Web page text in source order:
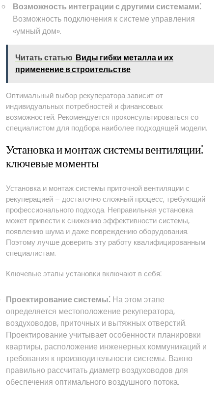
Возможность интеграции с другими системами⁚
Возможность подключения к системе управления
«умный дом».
Читать статью Виды гибки металла и их
применение в строительстве
Оптимальный выбор рекуператора зависит от
индивидуальных потребностей и финансовых
возможностей. Рекомендуется проконсультироваться со
специалистом для подбора наиболее подходящей модели.
Установка и монтаж системы вентиляции⁚
ключевые моменты
Установка и монтаж системы приточной вентиляции с
рекуперацией – достаточно сложный процесс, требующий
профессионального подхода. Неправильная установка
может привести к снижению эффективности системы,
появлению шума и даже повреждению оборудования.
Поэтому лучше доверить эту работу квалифицированным
специалистам.
Ключевые этапы установки включают в себя⁚
Проектирование системы⁚ На этом этапе
определяется местоположение рекуператора,
воздуховодов, приточных и вытяжных отверстий.
Проектирование учитывает особенности планировки
квартиры, расположение инженерных коммуникаций и
требования к производительности системы. Важно
правильно рассчитать диаметр воздуховодов для
обеспечения оптимального воздушного потока.